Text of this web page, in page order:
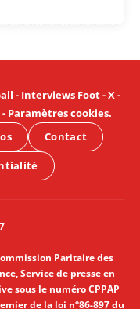
- Interviews Foot-X-
- Paramètres cookies.
Contact
Paritaire des
Service de presse en
sous le numéro CPPAP
de la loi n°86-897 du